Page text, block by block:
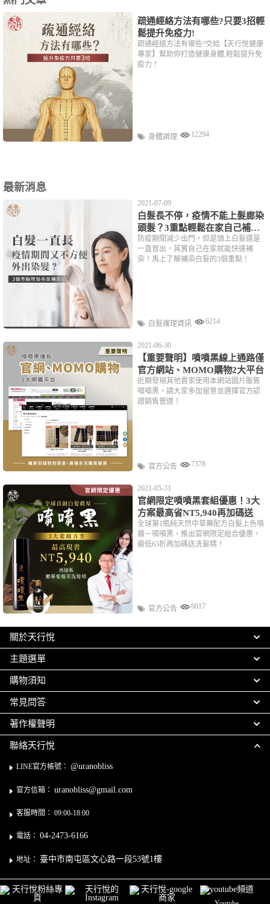
疏通經絡方法有哪些?只要3招輕
鬆提升免疫力!
疏通經絡方法有哪些?交給【天行悅健康
專家】幫助你打造健康身體,輕鬆提升免
疫力！
身體調理 12294
最新消息
2021-07-09
白髮長不停，疫情不能上髮廊染
頭髮？3重點輕鬆在家自己補
染！
防疫期間減少出門，但是頭上白髮還是
一直冒出，其實自己在家就能快速補
染！馬上了解補染白髮的3個重點！
白髮護理資訊 6214
2021-06-30
【重要聲明】噴噴黑線上通路僅
官方網站、MOMO購物2大平台
近期發現其他賣家使用本網站圖片販售
噴噴黑，請大家多加留意並選擇官方認
證銷售管道！
官方公告 7378
2021-05-31
官網限定噴噴黑套組優惠！3大
方案最高省NT5,940再加碼送
全球第1瓶純天然中草藥配方白髮上色噴
霧－噴噴黑，推出官網限定組合優惠，
最低63折再加碼送洗髮精！
官方公告 6017
關於天行悅
主題選單
購物須知
常見問答
著作權聲明
聯絡天行悅
LINE官方帳號： @uranobliss
官方信箱： uranobliss@gmail.com
客服時間： 09:00-18:00
電話： 04-2473-6166
地址： 臺中市南屯區文心路一段53號1樓